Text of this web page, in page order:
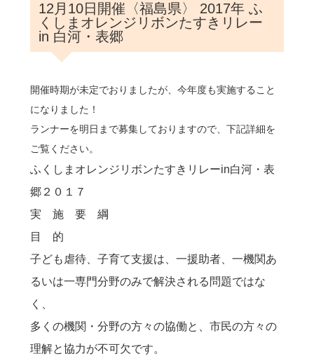
12月10日開催〈福島県〉 2017年 ふ
くしまオレンジリボンたすきリレー
in 白河・表郷
開催時期が未定でおりましたが、今年度も実施すること
になりました！
ランナーを明日まで募集しておりますので、下記詳細を
ご覧ください。
ふくしまオレンジリボンたすきリレーin白河・表
郷２０１７
実 施 要 綱
目 的
子ども虐待、子育て支援は、一援助者、一機関あ
るいは一専門分野のみで解決される問題ではな
く、
多くの機関・分野の方々の協働と、市民の方々の
理解と協力が不可欠です。